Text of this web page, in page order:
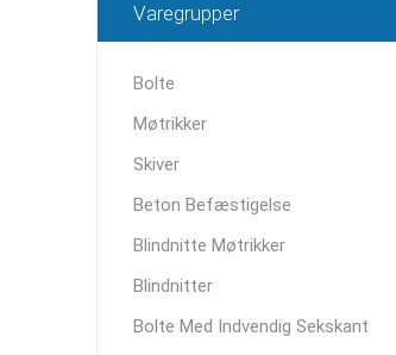
Varegrupper
Bolte
Møtrikker
Skiver
Beton Befæstigelse
Blindnitte Møtrikker
Blindnitter
Bolte Med Indvendig Sekskant